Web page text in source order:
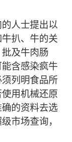
人士提出以
扒、牛的关
及牛肉肠
含感染疯牛
列明食品所
用机械还原
的资料去选
市场查询，